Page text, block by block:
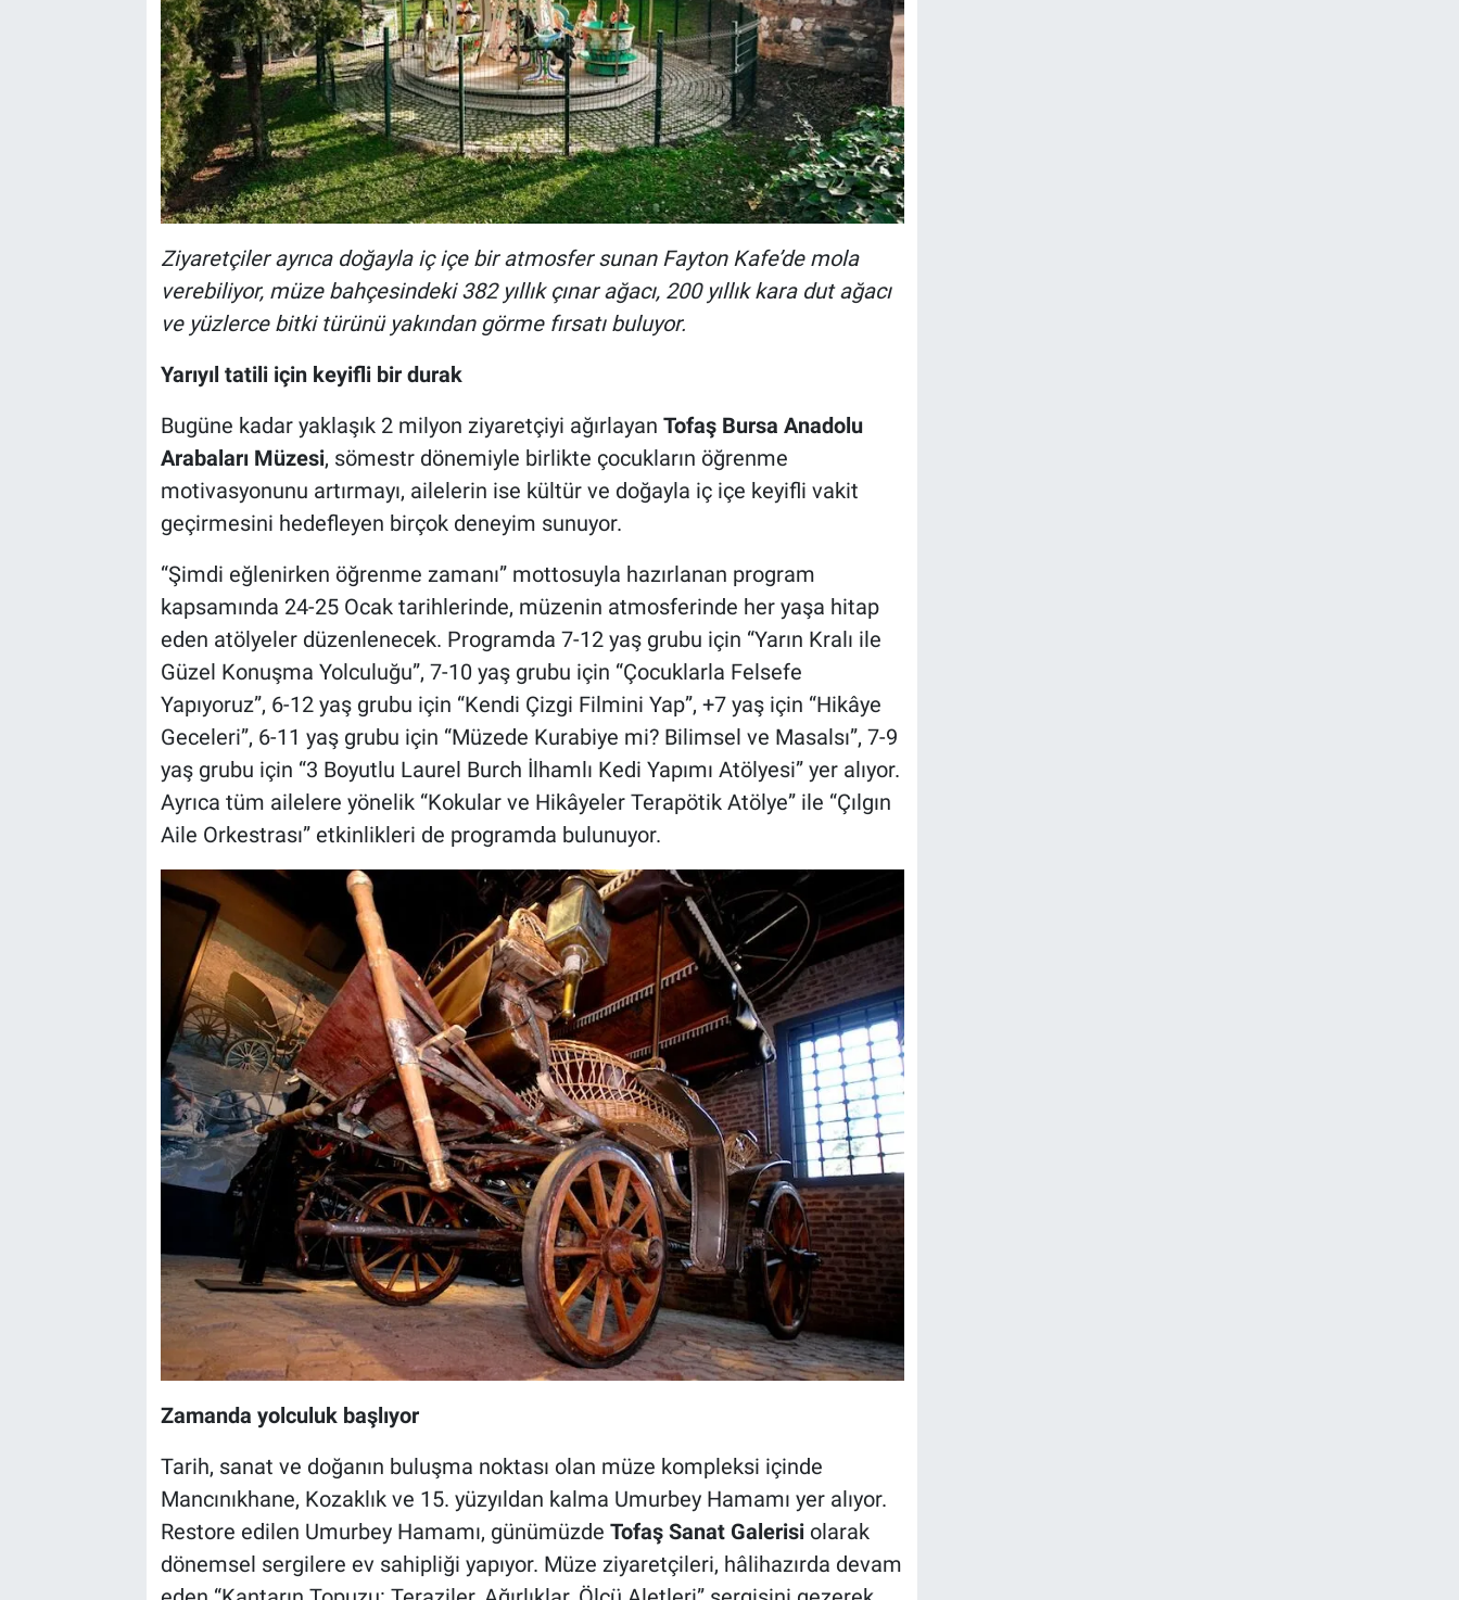
Ziyaretçiler ayrıca doğayla iç içe bir atmosfer sunan Fayton Kafe’de mola
verebiliyor, müze bahçesindeki 382 yıllık çınar ağacı, 200 yıllık kara dut ağacı
ve yüzlerce bitki türünü yakından görme fırsatı buluyor.
Yarıyıl tatili için keyifli bir durak
Bugüne kadar yaklaşık 2 milyon ziyaretçiyi ağırlayan Tofaş Bursa Anadolu
Arabaları Müzesi, sömestr dönemiyle birlikte çocukların öğrenme
motivasyonunu artırmayı, ailelerin ise kültür ve doğayla iç içe keyifli vakit
geçirmesini hedefleyen birçok deneyim sunuyor.
“Şimdi eğlenirken öğrenme zamanı” mottosuyla hazırlanan program
kapsamında 24-25 Ocak tarihlerinde, müzenin atmosferinde her yaşa hitap
eden atölyeler düzenlenecek. Programda 7-12 yaş grubu için “Yarın Kralı ile
Güzel Konuşma Yolculuğu”, 7-10 yaş grubu için “Çocuklarla Felsefe
Yapıyoruz”, 6-12 yaş grubu için “Kendi Çizgi Filmini Yap”, +7 yaş için “Hikâye
Geceleri”, 6-11 yaş grubu için “Müzede Kurabiye mi? Bilimsel ve Masalsı”, 7-9
yaş grubu için “3 Boyutlu Laurel Burch İlhamlı Kedi Yapımı Atölyesi” yer alıyor.
Ayrıca tüm ailelere yönelik “Kokular ve Hikâyeler Terapötik Atölye” ile “Çılgın
Aile Orkestrası” etkinlikleri de programda bulunuyor.
Zamanda yolculuk başlıyor
Tarih, sanat ve doğanın buluşma noktası olan müze kompleksi içinde
Mancınıkhane, Kozaklık ve 15. yüzyıldan kalma Umurbey Hamamı yer alıyor.
Restore edilen Umurbey Hamamı, günümüzde Tofaş Sanat Galerisiolarak
dönemsel sergilere ev sahipliği yapıyor. Müze ziyaretçileri, hâlihazırda devam